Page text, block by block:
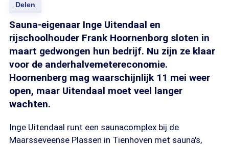
Delen
Sauna-eigenaar Inge Uitendaal en
rijschoolhouder Frank Hoornenborg sloten in
maart gedwongen hun bedrijf. Nu zijn ze klaar
voor de anderhalvemetereconomie.
Hoornenberg mag waarschijnlijk 11 mei weer
open, maar Uitendaal moet veel langer
wachten.
Inge Uitendaal runt een saunacomplex bij de
Maarsseveense Plassen in Tienhoven met sauna's,